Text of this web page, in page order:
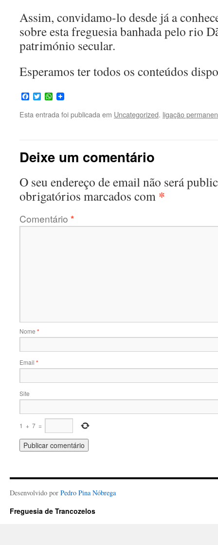
Assim, convidamo-lo desde já a
sobre esta freguesia banhada pelo rio
património secular.
Esperamos ter todos os conteúdos
Facebook
TwitterWhatsApp
Esta entrada foi publicada em Uncategorized. ligação
Deixe um comentário
O seu endereço de email não será
obrigatórios marcados com *
Comentário *
Nome *
Email *
Site
1 + 7 =
Desenvolvido por Pedro Pina Nóbrega
Freguesia de Trancozelos